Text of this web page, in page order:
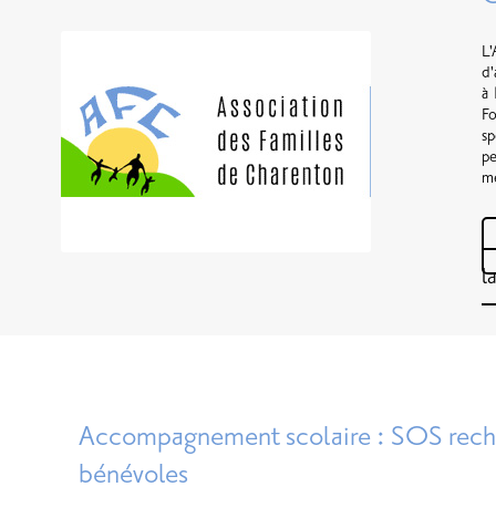
à
Accompagnement scolaire : SOS
bénévoles